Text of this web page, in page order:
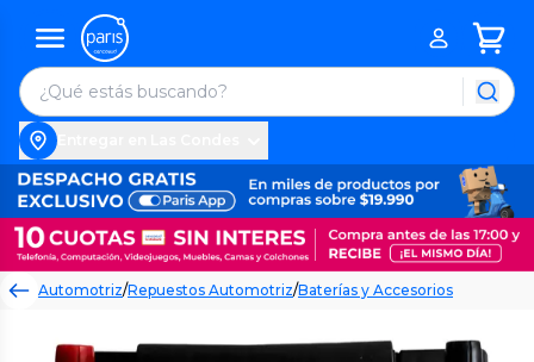
Automotriz/Repuestos Automotriz/Baterías y Accesorios